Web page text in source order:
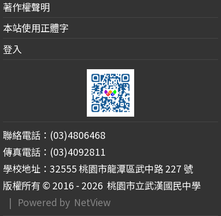
著作權聲明
本站使用正體字
登入
聯絡電話：(03)4806468
傳真電話：(03)4092811
學校地址：32555 桃園市龍潭區武中路 227 號
版權所有 © 2016 - 2026 桃園市立武漢國民中學
| Powered by NetView